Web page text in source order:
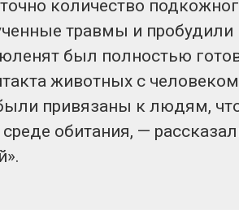
количество
травмы и пробудили
был полностью
животных с
привязаны к людям,
обитания, —